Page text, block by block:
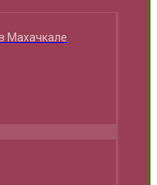
Махачкале